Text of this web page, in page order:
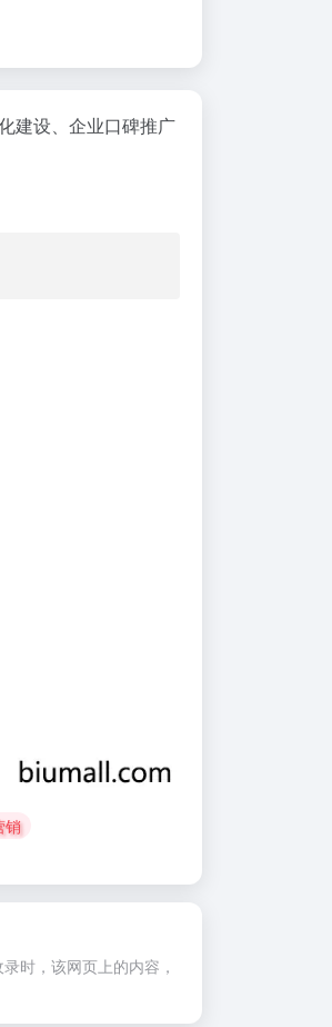
建设、企业口碑推广
销
录时，该网页上的内容，